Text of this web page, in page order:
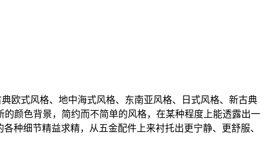
欧式风格、地中海式风格、东南亚风格、日式风格、新古典
颜色背景，简约而不简单的风格，在某种程度上能透露出一
各种细节精益求精，从五金配件上来衬托出更宁静、更舒服、